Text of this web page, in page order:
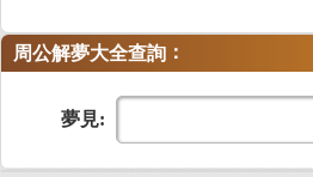
周公解夢大全查詢 ：
夢見: